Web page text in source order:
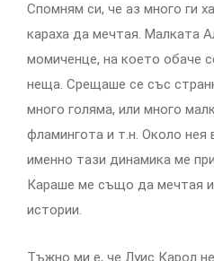
Спомням си, че аз много ги
караха да мечтая. Малката
момиченце, на което обаче
неща. Срещаше се със
много голяма, или много
фламингота и т.н. Около нея
именно тази динамика ме
Караше ме също да мечтая
истории.
Тъжно ми е, че Луис Карол